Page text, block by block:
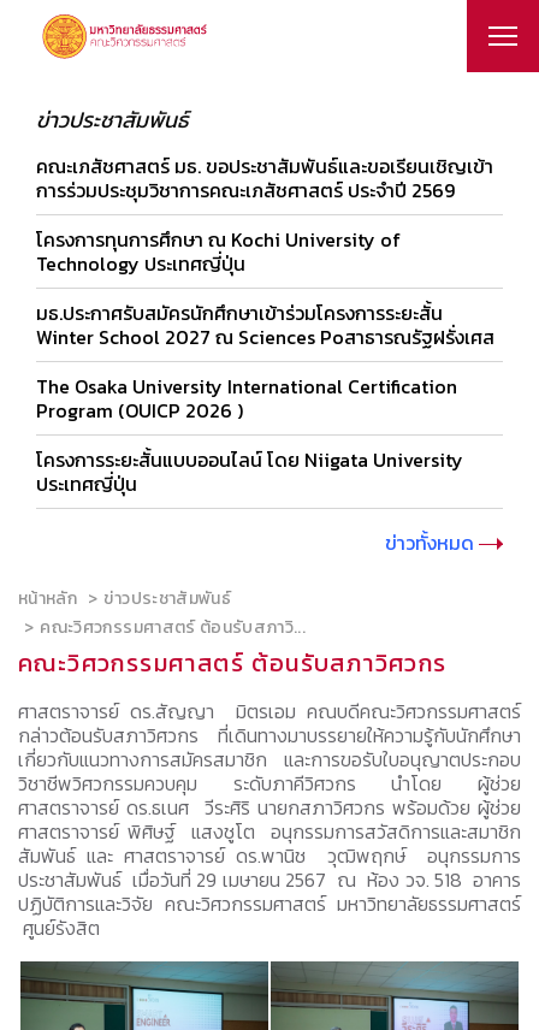
ข่าวประชาสัมพันธ์
คณะเภสัชศาสตร์ มธ. ขอประชาสัมพันธ์และขอเรียนเชิญเข้า
การร่วมประชุมวิชาการคณะเภสัชศาสตร์ ประจำปี 2569
โครงการทุนการศึกษา ณ Kochi University of
Technology ประเทศญี่ปุ่น
มธ.ประกาศรับสมัครนักศึกษาเข้าร่วมโครงการระยะสั้น
Winter School 2027 ณ Sciences Poสาธารณรัฐฝรั่งเศส
The Osaka University International Certification
Program (OUICP 2026 )
โครงการระยะสั้นแบบออนไลน์ โดย Niigata University
ประเทศญี่ปุ่น
ข่าวทั้งหมด
หน้าหลัก
ข่าวประชาสัมพันธ์
คณะวิศวกรรมศาสตร์ ต้อนรับสภาวิ...
คณะวิศวกรรมศาสตร์ ต้อนรับสภาวิศวกร
ศาสตราจารย์ ดร.สัญญา มิตรเอม คณบดีคณะวิศวกรรมศาสตร์
กล่าวต้อนรับสภาวิศวกร ที่เดินทางมาบรรยายให้ความรู้กับนักศึกษา
เกี่ยวกับแนวทางการสมัครสมาชิก และการขอรับใบอนุญาตประกอบ
วิชาชีพวิศวกรรมควบคุม ระดับภาคีวิศวกร นำโดย ผู้ช่วย
ศาสตราจารย์ ดร.ธเนศ วีระศิริ นายกสภาวิศวกร พร้อมด้วย ผู้ช่วย
ศาสตราจารย์ พิศิษฐ์ แสงชูโต อนุกรรมการสวัสดิการและสมาชิก
สัมพันธ์ และ ศาสตราจารย์ ดร.พานิช วุฒิพฤกษ์ อนุกรรมการ
ประชาสัมพันธ์ เมื่อวันที่ 29 เมษายน 2567 ณ ห้อง วจ. 518 อาคาร
ปฏิบัติการและวิจัย คณะวิศวกรรมศาสตร์ มหาวิทยาลัยธรรมศาสตร์
ศูนย์รังสิต